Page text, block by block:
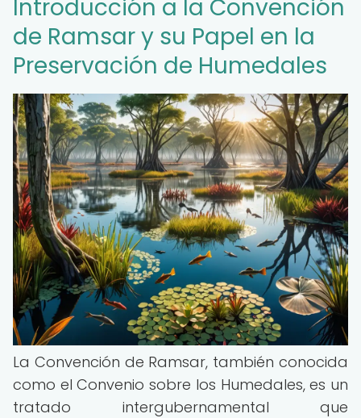
Introducción a la Convención
de Ramsar y su Papel en la
Preservación de Humedales
La Convención de Ramsar, también conocida
como el Convenio sobre los Humedales, es un
tratado intergubernamental que